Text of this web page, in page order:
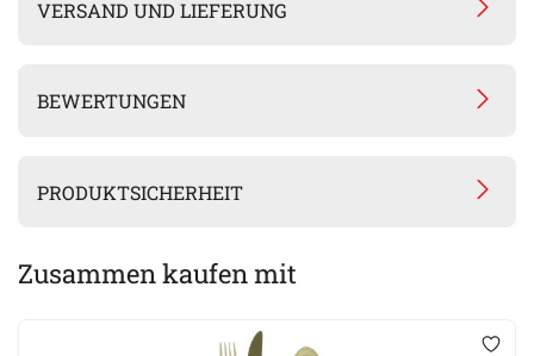
VERSAND UND LIEFERUNG
BEWERTUNGEN
PRODUKTSICHERHEIT
Zusammen kaufen mit